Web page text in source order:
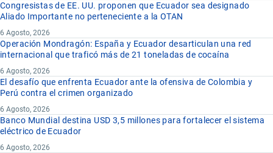
Congresistas de EE. UU. proponen que Ecuador sea designado
Aliado Importante no perteneciente a la OTAN
6 Agosto, 2026
Operación Mondragón: España y Ecuador desarticulan una red
internacional que traficó más de 21 toneladas de cocaína
6 Agosto, 2026
El desafío que enfrenta Ecuador ante la ofensiva de Colombia y
Perú contra el crimen organizado
6 Agosto, 2026
Banco Mundial destina USD 3,5 millones para fortalecer el sistema
eléctrico de Ecuador
6 Agosto, 2026